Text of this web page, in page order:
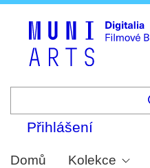
Přihlášení
Domů Kolekce